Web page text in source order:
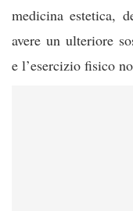
medicina estetica,
avere un ulteriore
e l’esercizio fisico